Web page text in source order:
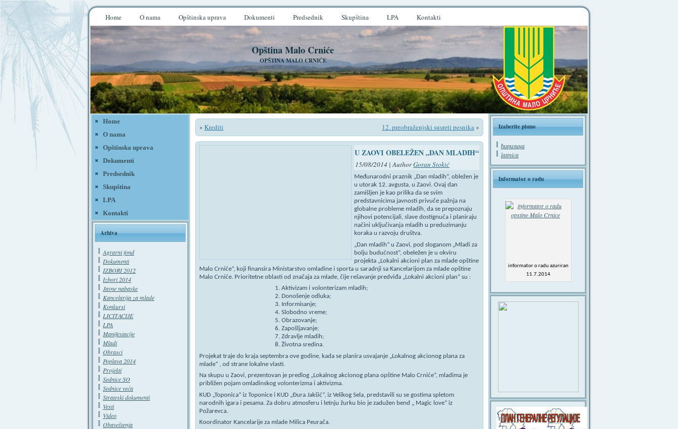
Home O nama Opštinska uprava Dokumenti Predsednik Skupština LPA Kontakti
Opština Malo Crniće
OPŠTINA MALO CRNIĆE
Home
O nama
Opštinska uprava
Dokumenti
Predsednik
Skupština
LPA
Kontakti
Arhiva
Agrarni fond
Dokumenti
IZBORI 2012
Izbori 2014
Javne nabavke
Kancelarija za mlade
Konkursi
LICITACIJE
LPA
Manifestacije
Mladi
Obrasci
Poplava 2014
Projekti
Sednice SO
Sednice veća
Strateski dokumenti
Vesti
Video
Obaveštenja
« Krediti 12. preobraženjski susreti pesnika »
U ZAOVI OBELEŽEN „DAN MLADIH“
15/08/2014 | AuthorGoran Stokić
Međunarodni praznik „Dan mladih“, obležen je
u utorak 12. avgusta, u Zaovi. Ovaj dan
zamišljen je kao prilika da se svim
predstavnicima javnosti privuče pažnja na
globalne probleme mladih, da se prepoznaju
njihovi potencijali, slave dostignuća i planiraju
načini uključivanja mladih u preduzimanju
koraka u razvoju društva.
„Dan mladih“ u Zaovi, pod sloganom „Mladi za
bolju budućnost“, obeležen je u okviru
projekta „Lokalni akcioni plan za mlade opštine
Malo Crniće“, koji finansira Ministarstvo omladine i sporta u saradnji sa Kancelarijom za mlade opštine
Malo Crniće. Prioritetne oblasti od značaja za mlade, čije rešavanje predviđa „Lokalni akcioni plan“ su :
1. Aktivizam i volonterizam mladih;
2. Donošenje odluka;
3. Informisanje;
4. Slobodno vreme;
5. Obrazovanje;
6. Zapošljavanje;
7. Zdravlje mladih;
8. Životna sredina.
Projekat traje do kraja septembra ove godine, kada se planira usvajanje „Lokalnog akcionog plana za
mlade“ , od strane lokalne vlasti.
Na skupu u Zaovi, prezentovan je predlog „Lokalnog akcionog plana opštine Malo Crniće“, mladima je
približen pojam omladinskog volonterizma i aktivizma.
KUD „Toponica“ iz Toponice i KUD „Đura Jakšić“, iz Velikog Sela, predstavili su se gostima spletom
narodnih igara i pesama. Za dobru atmosferu i letnju žurku bio je zadužen bend „ Magic love“ iz
Požarevca.
Koordinator Kancelarije za mlade Milica Peurača.
Izaberite pismo
ћирилица
latinica
Informator o radu
informator o radu azuriran
11.7.2014